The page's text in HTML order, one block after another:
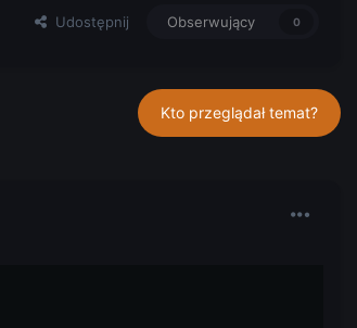
Udostępnij Obserwujący 0
Kto przeglądał temat?